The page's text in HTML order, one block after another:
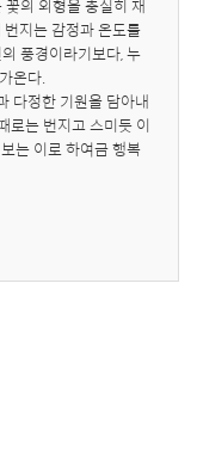
의 외형을 충실히 재
지는 감정과 온도를
풍경이라기보다, 누
온다.
다정한 기원을 담아내
로는 번지고 스미듯 이
는 이로 하여금 행복